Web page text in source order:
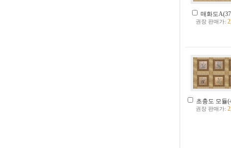
매화도
권장 판매가:
초충도 모듈
권장 판매가: